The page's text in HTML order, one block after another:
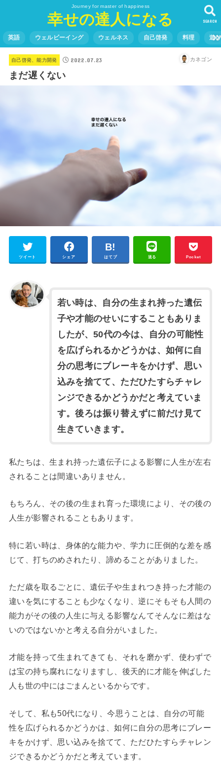
Journey for master of happiness
幸せの達人になる SEARCH
英語 ウェルビーイング ウェルネス 自己啓発 料理 遊
自己啓発、能力開発 2022.07.23 カネゴン
まだ遅くない
ツイート シェア はてブ 送る Pocket
若い時は、自分の生まれ持った遺伝
子や才能のせいにすることもありま
したが、50代の今は、自分の可能性
を広げられるかどうかは、如何に自
分の思考にブレーキをかけず、思い
込みを捨てて、ただひたすらチャレ
ンジできるかどうかだと考えていま
す。後ろは振り替えずに前だけ見て
生きていきます。
私たちは、生まれ持った遺伝子による影響に人生が左右
されることは間違いありません。
もちろん、その後の生まれ育った環境により、その後の
人生が影響されることもあります。
特に若い時は、身体的な能力や、学力に圧倒的な差を感
じて、打ちのめされたり、諦めることがありました。
ただ歳を取るごとに、遺伝子や生まれつき持った才能の
違いを気にすることも少なくなり、逆にそもそも人間の
能力がその後の人生に与える影響なんてそんなに差はな
いのではないかと考える自分がいました。
才能を持って生まれてきても、それを磨かず、使わずで
は宝の持ち腐れになりますし、後天的に才能を伸ばした
人も世の中にはごまんといるからです。
そして、私も50代になり、今思うことは、自分の可能
性を広げられるかどうかは、如何に自分の思考にブレー
キをかけず、思い込みを捨てて、ただひたすらチャレン
ジできるかどうかだと考えています。